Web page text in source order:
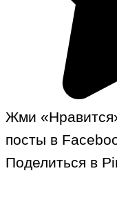
Жми
посты в
Поделиться в